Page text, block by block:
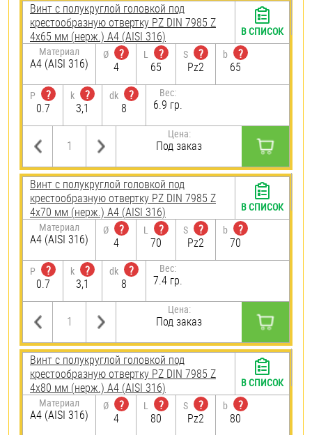
Винт с полукруглой головкой под
крестообразную отвертку PZ DIN 7985 Z
4х65 мм (нерж.) A4 (AISI 316)
Материал
A4 (AISI 316)
Ø
?
4
L
?
65
S
?
Pz2
b
?
65
P
?
0.7
k
?
3,1
dk
?
8
Вес:
6.9 гр.
Цена:
Под заказ
В СПИСОК
Винт с полукруглой головкой под
крестообразную отвертку PZ DIN 7985 Z
4х70 мм (нерж.) A4 (AISI 316)
Материал
A4 (AISI 316)
Ø
?
4
L
?
70
S
?
Pz2
b
?
70
P
?
0.7
k
?
3,1
dk
?
8
Вес:
7.4 гр.
Цена:
Под заказ
В СПИСОК
Винт с полукруглой головкой под
крестообразную отвертку PZ DIN 7985 Z
4х80 мм (нерж.) A4 (AISI 316)
Материал
A4 (AISI 316)
Ø
?
4
L
?
80
S
?
Pz2
b
?
80
В СПИСОК